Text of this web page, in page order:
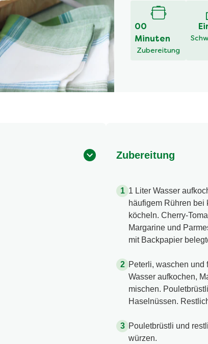
00
Minuten
Zubereitung
Zubereitung
1 Liter Wasser
häufigem Rühren bei
köcheln. Cherry-
Margarine und
mit Backpapier
Peterli, waschen und
Wasser aufkochen,
mischen.
Haselnüssen.
Pouletbrüstli und
würzen.